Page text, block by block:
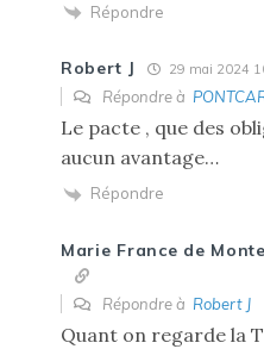
Répondre
Robert J 29 mai 2024
Répondre à
Le pacte , que des
aucun avantage…
Répondre
Marie France de
Répondre à Robert J
Quant on regarde la